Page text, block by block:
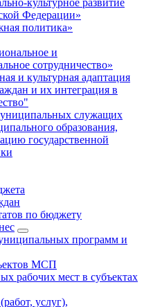
культурное развитие
Федерации»
политика»
и
сотрудничество»
и культурная адаптация
и их интеграция в
служащих
образования,
государственной
по бюджету
программ и
МСП
рабочих мест в субъектах
услуг),